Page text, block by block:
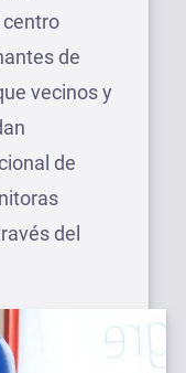
de
vecinos y
de
del